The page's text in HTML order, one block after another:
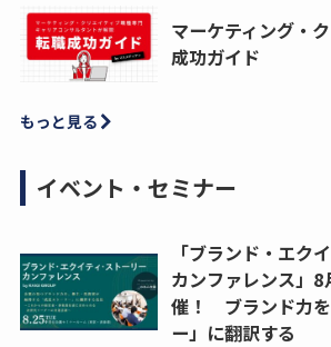
マーケティング・
成功ガイド
もっと見る
イベント・セミナー
「ブランド・エク
カンファレンス」
催！ ブランド力を
ー」に翻訳する